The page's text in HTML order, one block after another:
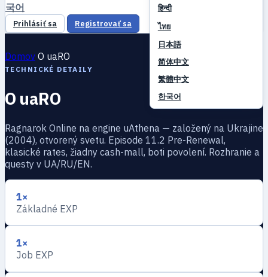
हिन्दी
ไทย
日本語
简体中文
繁體中文
한국어
국어
Prihlásiť sa Registrovať sa
Domov O uaRO
TECHNICKÉ DETAILY
O uaRO
Ragnarok Online na engine uAthena — založený na Ukrajine
(2004), otvorený svetu. Episode 11.2 Pre-Renewal,
klasické rates, žiadny cash-mall, boti povolení. Rozhranie a
questy v UA/RU/EN.
1×
Základné EXP
1×
Job EXP